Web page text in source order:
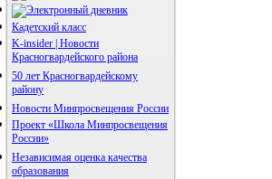
Кадетский класс
K-insider | Новости
Красногвардейского района
50 лет Красногвардейскому
району
Новости Минпросвещения России
Проект «Школа Минпросвещения
России»
Независимая оценка качества
образования